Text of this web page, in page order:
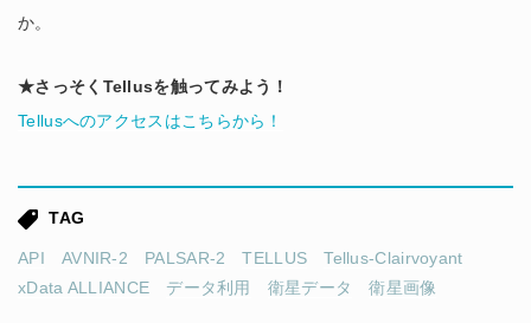
か。
★さっそくTellusを触ってみよう！
Tellusへのアクセスはこちらから！
TAG
API AVNIR-2 PALSAR-2 TELLUS
Tellus-Clairvoyant
xData ALLIANCE
データ利用 衛星データ 衛星画像